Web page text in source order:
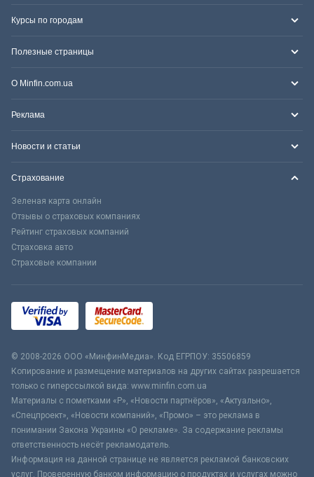
Курсы по городам
Полезные страницы
О Minfin.com.ua
Реклама
Новости и статьи
Страхование
Зеленая карта онлайн
Отзывы о страховых компаниях
Рейтинг страховых компаний
Страховка авто
Страховые компании
© 2008-2026 ООО «МинфинМедиа». Код ЕГРПОУ: 35506859
Копирование и размещение материалов на других сайтах разрешается
только с гиперссылкой вида: www.minfin.com.ua
Материалы с пометками «Р», «Новости партнёров», «Актуально»,
«Спецпроект», «Новости компаний», «Промо» – это реклама в
понимании Закона Украины «О рекламе». За содержание рекламы
ответственность несёт рекламодатель.
Информация на данной странице не является рекламой банковских
услуг. Проверенную банком информацию о продуктах и услугах можно